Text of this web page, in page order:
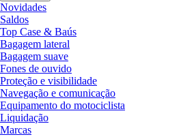
Novidades
Saldos
Top Case & Baús
Bagagem lateral
Bagagem suave
Fones de ouvido
Proteção e visibilidade
Navegação e comunicação
Equipamento do motociclista
Liquidação
Marcas